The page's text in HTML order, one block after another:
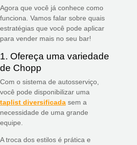
Agora que você já conhece como
funciona. Vamos falar sobre quais
estratégias que você pode aplicar
para vender mais no seu bar!
1. Ofereça uma variedade
de Chopp
Com o sistema de autosserviço,
você pode disponibilizar uma
taplist diversificada sem a
necessidade de uma grande
equipe.
A troca dos estilos é prática e